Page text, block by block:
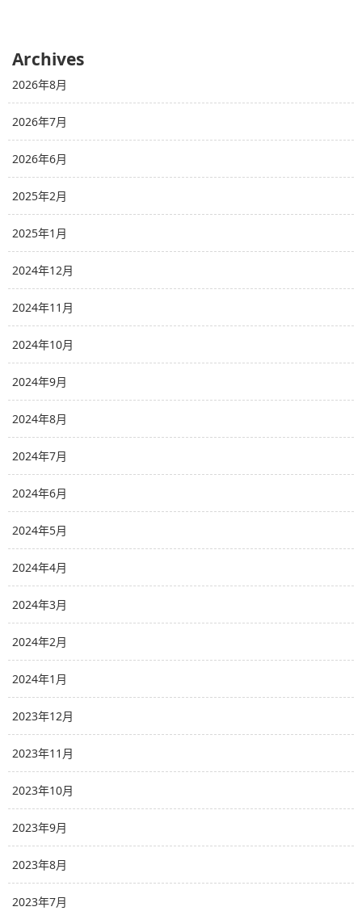
Archives
2026年8月
2026年7月
2026年6月
2025年2月
2025年1月
2024年12月
2024年11月
2024年10月
2024年9月
2024年8月
2024年7月
2024年6月
2024年5月
2024年4月
2024年3月
2024年2月
2024年1月
2023年12月
2023年11月
2023年10月
2023年9月
2023年8月
2023年7月